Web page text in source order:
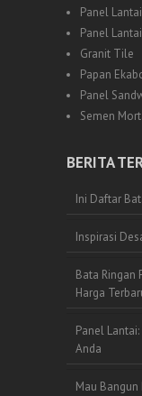
Panel
Panel
Granit Tile
Papan
Panel
Semen
BERITA
Ini Daftar
Inspirasi
Bata Ringan
Harga
Panel
Anda
Mau Bangun